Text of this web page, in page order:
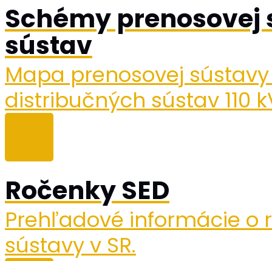
Schémy
sústav
Mapa prenosovej
distribučných sústav 110
Ročenky SED
Prehľadové informácie o
sústavy v SR.